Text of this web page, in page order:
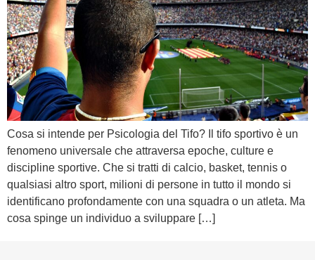
Cosa si intende per Psicologia del Tifo? Il tifo sportivo è un
fenomeno universale che attraversa epoche, culture e
discipline sportive. Che si tratti di calcio, basket, tennis o
qualsiasi altro sport, milioni di persone in tutto il mondo si
identificano profondamente con una squadra o un atleta. Ma
cosa spinge un individuo a sviluppare […]